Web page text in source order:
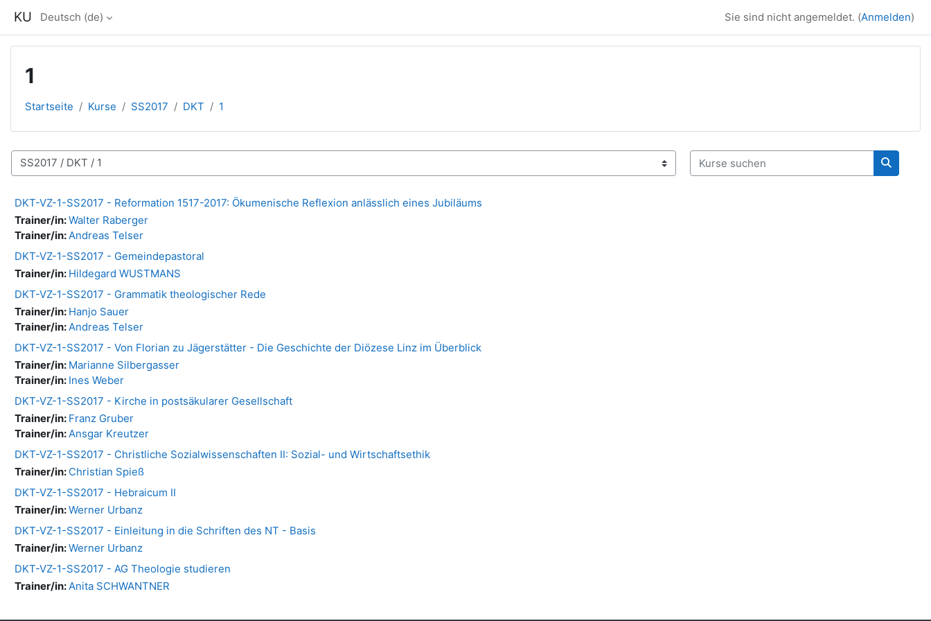
KU Deutsch ‎(de)‎ Sie sind nicht angemeldet. (Anmelden)
1
Startseite Kurse SS2017 DKT 1
Kursbereiche
Kurse suchen
Kurse
DKT-VZ-1-SS2017 - Reformation 1517-2017: Ökumenische Reflexion anlässlich eines Jubiläums
Trainer/in:Walter Raberger
Trainer/in: Andreas Telser
DKT-VZ-1-SS2017 - Gemeindepastoral
Trainer/in: Hildegard WUSTMANS
DKT-VZ-1-SS2017 - Grammatik theologischer Rede
Trainer/in: Hanjo Sauer
Trainer/in: Andreas Telser
DKT-VZ-1-SS2017 - Von Florian zu Jägerstätter - Die Geschichte der Diözese Linz im Überblick
Trainer/in: Marianne Silbergasser
Trainer/in: Ines Weber
DKT-VZ-1-SS2017 - Kirche in postsäkularer Gesellschaft
Trainer/in: Franz Gruber
Trainer/in: Ansgar Kreutzer
DKT-VZ-1-SS2017 - Christliche Sozialwissenschaften II: Sozial- und Wirtschaftsethik
Trainer/in: Christian Spieß
DKT-VZ-1-SS2017 - Hebraicum II
Trainer/in:Werner Urbanz
DKT-VZ-1-SS2017 - Einleitung in die Schriften des NT - Basis
Trainer/in:Werner Urbanz
DKT-VZ-1-SS2017 - AG Theologie studieren
Trainer/in: Anita SCHWANTNER